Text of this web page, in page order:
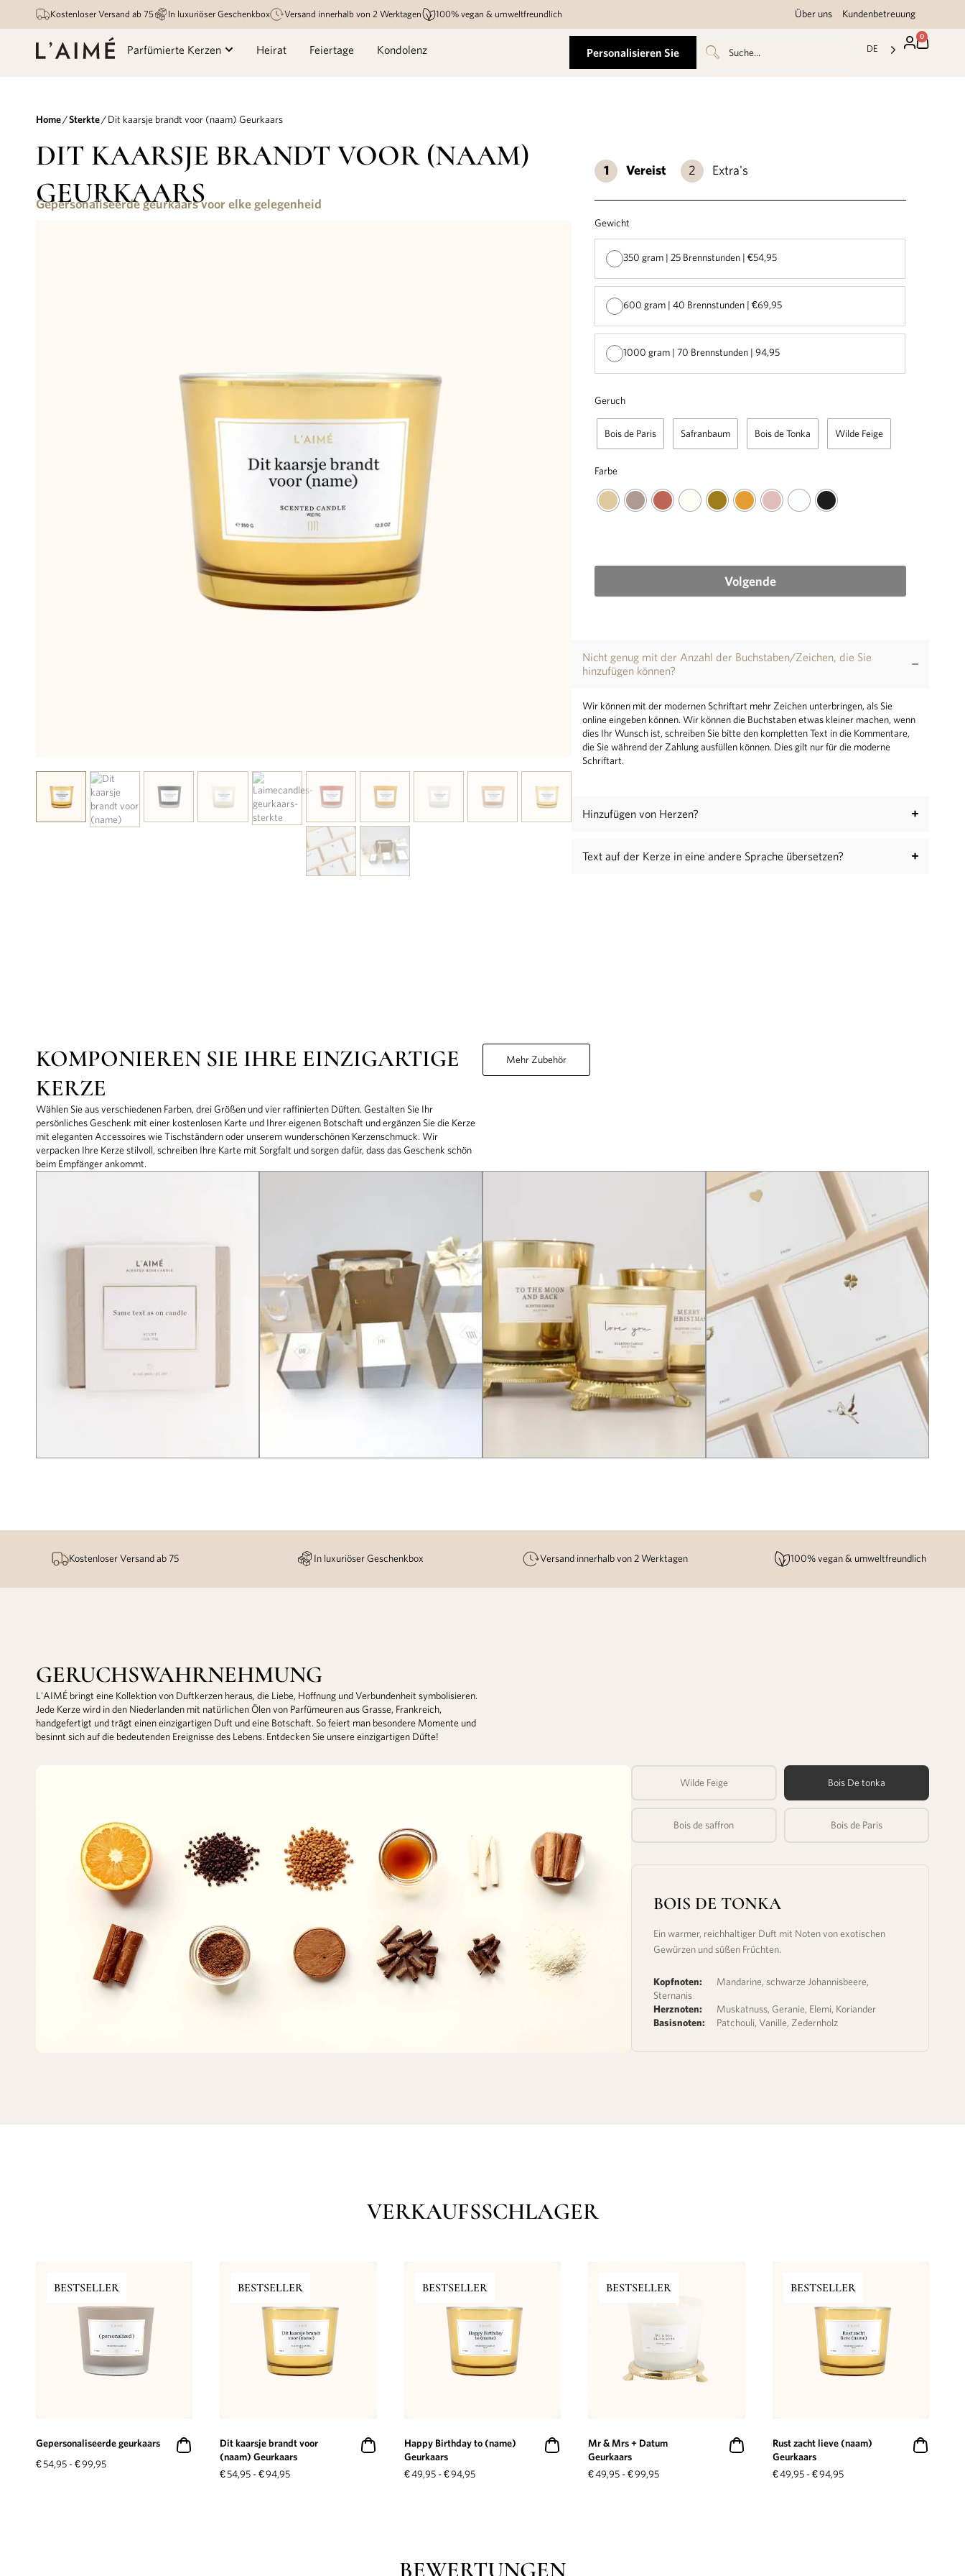
Kostenloser Versand ab 75 In luxuriöser Geschenkbox Versand innerhalb von 2 Werktagen 100% vegan & umweltfreundlich Über uns Kundenbetreuung
Parfümierte Kerzen Heirat Feiertage Kondolenz Personalisieren Sie DE
0
Home/Sterkte/ Dit kaarsje brandt voor (naam) Geurkaars
DIT KAARSJE BRANDT VOOR (NAAM)
GEURKAARS
Gepersonaliseerde geurkaars voor elke gelegenheid
Vereist Extra's
Gewicht
350 gram | 25 Brennstunden | €54,95
600 gram | 40 Brennstunden | €69,95
1000 gram | 70 Brennstunden | 94,95
Geruch
Bois de Paris Safranbaum Bois de Tonka Wilde Feige
Farbe
Volgende
Nicht genug mit der Anzahl der Buchstaben/Zeichen, die Sie
hinzufügen können?
Wir können mit der modernen Schriftart mehr Zeichen unterbringen, als Sie
online eingeben können. Wir können die Buchstaben etwas kleiner machen, wenn
dies Ihr Wunsch ist, schreiben Sie bitte den kompletten Text in die Kommentare,
die Sie während der Zahlung ausfüllen können. Dies gilt nur für die moderne
Schriftart.
Hinzufügen von Herzen?
Text auf der Kerze in eine andere Sprache übersetzen?
KOMPONIEREN SIE IHRE EINZIGARTIGE
KERZE
Wählen Sie aus verschiedenen Farben, drei Größen und vier raffinierten Düften. Gestalten Sie Ihr
persönliches Geschenk mit einer kostenlosen Karte und Ihrer eigenen Botschaft und ergänzen Sie die Kerze
mit eleganten Accessoires wie Tischständern oder unserem wunderschönen Kerzenschmuck. Wir
verpacken Ihre Kerze stilvoll, schreiben Ihre Karte mit Sorgfalt und sorgen dafür, dass das Geschenk schön
beim Empfänger ankommt.
Mehr Zubehör
Kostenloser Versand ab 75 In luxuriöser Geschenkbox Versand innerhalb von 2 Werktagen 100% vegan & umweltfreundlich
GERUCHSWAHRNEHMUNG
L'AIMÉ bringt eine Kollektion von Duftkerzen heraus, die Liebe, Hoffnung und Verbundenheit symbolisieren.
Jede Kerze wird in den Niederlanden mit natürlichen Ölen von Parfümeuren aus Grasse, Frankreich,
handgefertigt und trägt einen einzigartigen Duft und eine Botschaft. So feiert man besondere Momente und
besinnt sich auf die bedeutenden Ereignisse des Lebens. Entdecken Sie unsere einzigartigen Düfte!
Wilde Feige Bois De tonka
Bois de saffron Bois de Paris
BOIS DE TONKA
Ein warmer, reichhaltiger Duft mit Noten von exotischen
Gewürzen und süßen Früchten.
Kopfnoten:
Mandarine, schwarze Johannisbeere,
Sternanis
Herznoten:
Muskatnuss, Geranie, Elemi, Koriander
Basisnoten:
Patchouli, Vanille, Zedernholz
VERKAUFSSCHLAGER
BESTSELLER
Gepersonaliseerde geurkaars
€54,95 -€99,95
BESTSELLER
Dit kaarsje brandt voor
(naam) Geurkaars
€54,95 - €94,95
BESTSELLER
Happy Birthday to (name)
Geurkaars
€49,95 - €94,95
BESTSELLER
Mr & Mrs + Datum
Geurkaars
€49,95 -€99,95
BESTSELLER
Rust zacht lieve (naam)
Geurkaars
€49,95 - €94,95
BEWERTUNGEN